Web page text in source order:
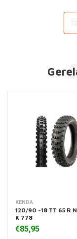
KENDA
120/90 -18 TT 65 R
K 778
€85,95